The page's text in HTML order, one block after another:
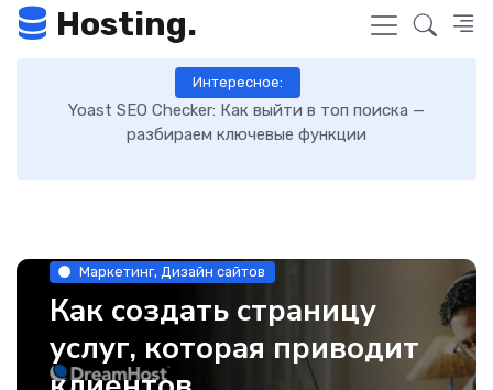
Hosting.
Интересное:
Как включить GZIP-сжатие в WordPress и ускорить
загрузку сайта: пошаговая инструкция
Маркетинг, Дизайн сайтов
Как создать страницу
услуг, которая приводит